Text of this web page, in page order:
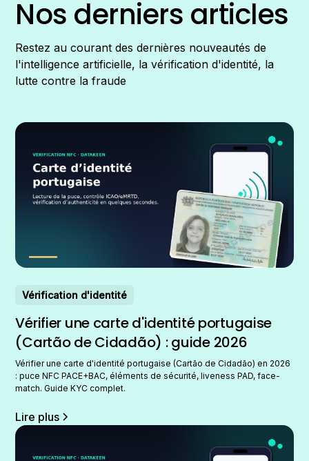
Nos derniers articles
Restez au courant des dernières nouveautés de
l'intelligence artificielle, la vérification d'identité, la
lutte contre la fraude
Vérification d'identité
Vérifier une carte d'identité portugaise
(Cartão de Cidadão) : guide 2026
Vérifier une carte d'identité portugaise (Cartão de Cidadão) en 2026
: puce NFC PACE+BAC, éléments de sécurité, liveness PAD, face-
match. Guide KYC complet.
Lire plus